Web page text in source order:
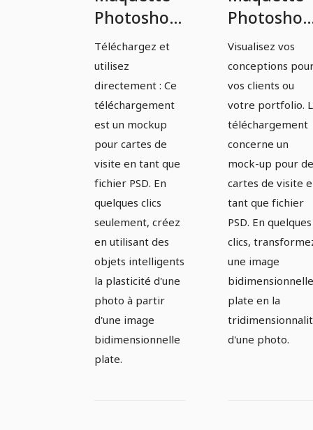
Photoshop
pour cartes
de visite -
Variante 7
Téléchargez et
utilisez
directement : Ce
téléchargement
est un mockup
pour cartes de
visite en tant que
fichier PSD. En
quelques clics
seulement, créez
en utilisant des
objets intelligents
la plasticité d'une
photo à partir
d'une image
bidimensionnelle
plate.
Photoshop
pour
de visite -
Variante 8
Visualisez vos
conceptions
vos clients ou
votre portfolio.
téléchargement
concerne un
mock-up pour
cartes de visite
tant que fichier
PSD. En quelques
clics,
une image
bidimensionnelle
plate en la
d'une photo.